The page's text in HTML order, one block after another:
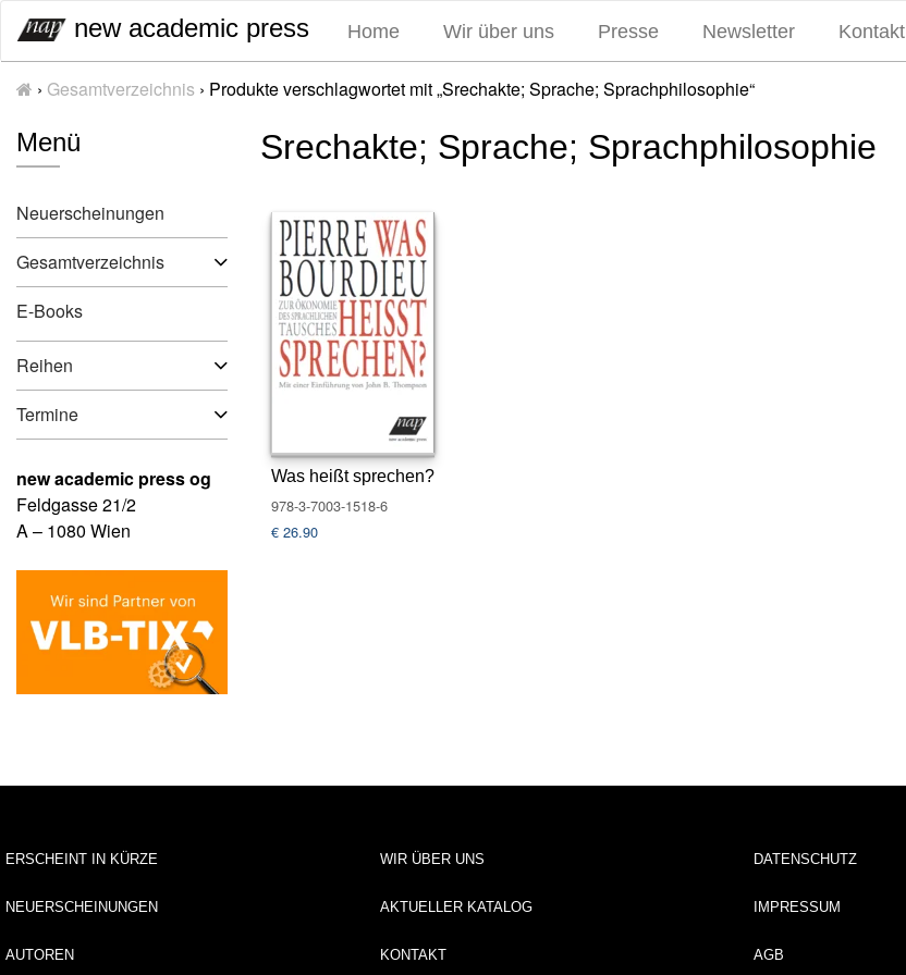
i
new academic press Home Wir über uns Presse Newsletter Kontakt
› Gesamtverzeichnis › Produkte verschlagwortet mit „Srechakte; Sprache; Sprachphilosophie“
Menü
Neuerscheinungen
Gesamtverzeichnis
E-Books
Reihen
Termine
new academic press og
Feldgasse 21/2
A – 1080 Wien
Srechakte; Sprache; Sprachphilosophie
Was heißt sprechen?
978-3-7003-1518-6
€ 26.90
ERSCHEINT IN KÜRZE
NEUERSCHEINUNGEN
AUTOREN
WIR ÜBER UNS
AKTUELLER KATALOG
KONTAKT
DATENSCHUTZ
IMPRESSUM
AGB